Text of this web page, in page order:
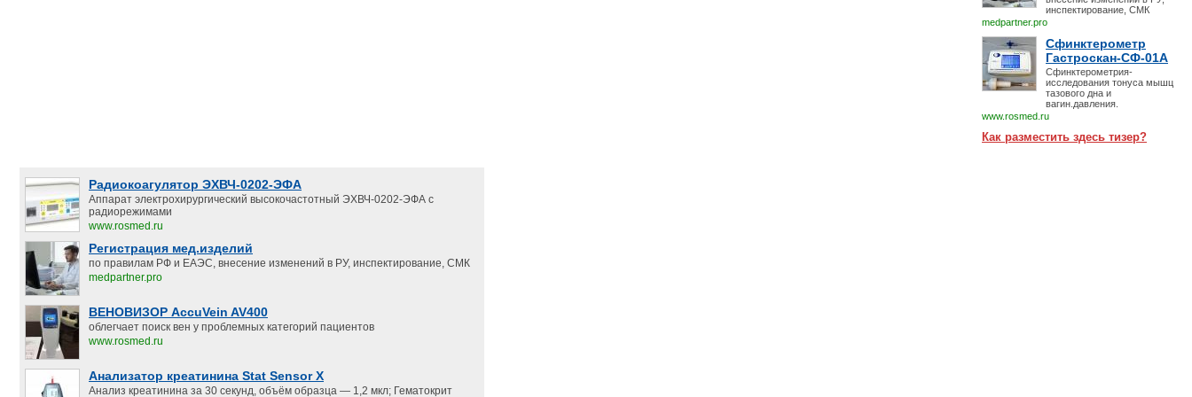
инспектирование, СМК
medpartner.pro
Сфинктерометр
Гастроскан-СФ-01А
Сфинктерометрия-
исследования тонуса мышц
тазового дна и
вагин.давления.
www.rosmed.ru
Как разместить здесь тизер?
Радиокоагулятор ЭХВЧ-0202-ЭФА
Аппарат электрохирургический высокочастотный ЭХВЧ-0202-ЭФА с
радиорежимами
www.rosmed.ru
Регистрация мед.изделий
по правилам РФ и ЕАЭС, внесение изменений в РУ, инспектирование, СМК
medpartner.pro
ВЕНОВИЗОР AccuVein AV400
облегчает поиск вен у проблемных категорий пациентов
www.rosmed.ru
Анализатор креатинина Stat Sensor X
Анализ креатинина за 30 секунд, объём образца — 1,2 мкл; Гематокрит